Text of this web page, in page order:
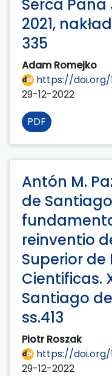
Serca Pana
2021,
335
Adam Romejko
https://doi.org/
29-12-2022
PDF
Antón M.
de
reinventio
Superior
Cientificas.
Santiago
ss.413
Piotr Roszak
https://doi.org/
29-12-2022